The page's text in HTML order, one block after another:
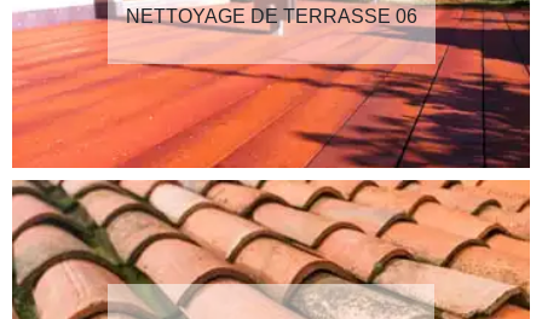
NETTOYAGE DE TERRASSE 06